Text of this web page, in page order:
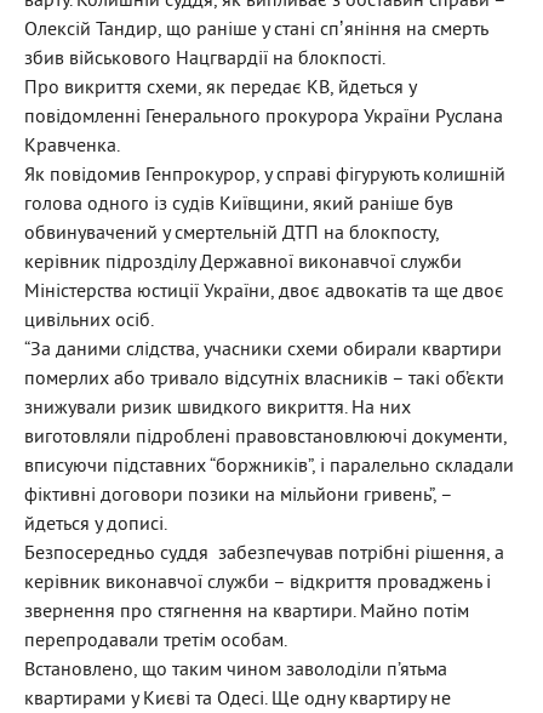
Олексій Тандир, що раніше у стані спʼяніння на смерть
збив військового Нацгвардії на блокпості.
Про викриття схеми, як передає КВ, йдеться у
повідомленні Генерального прокурора України Руслана
Кравченка.
Як повідомив Генпрокурор, у справі фігурують колишній
голова одного із судів Київщини, який раніше був
обвинувачений у смертельній ДТП на блокпосту,
керівник підрозділу Державної виконавчої служби
Міністерства юстиції України, двоє адвокатів та ще двоє
цивільних осіб.
“За даними слідства, учасники схеми обирали квартири
померлих або тривало відсутніх власників – такі об’єкти
знижували ризик швидкого викриття. На них
виготовляли підроблені правовстановлюючі документи,
вписуючи підставних “боржників”, і паралельно складали
фіктивні договори позики на мільйони гривень”, –
йдеться у дописі.
Безпосередньо суддя забезпечував потрібні рішення, а
керівник виконавчої служби – відкриття проваджень і
звернення про стягнення на квартири. Майно потім
перепродавали третім особам.
Встановлено, що таким чином заволоділи п’ятьма
квартирами у Києві та Одесі. Ще одну квартиру не